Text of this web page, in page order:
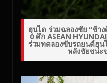
ฮุนได ร่วมฉลองชัย “ช้า
0 ศึก ASEAN
ร่วมทดลองขับรถยนต์ฮุ
หลังชัยชนะ